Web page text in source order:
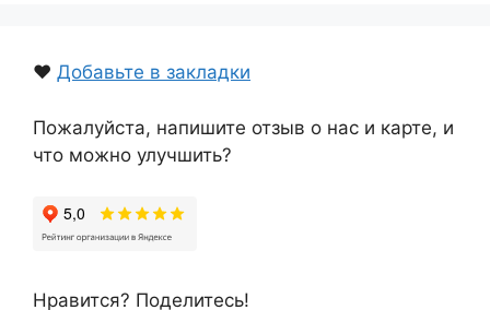
❤️ Добавьте в закладки
Пожалуйста, напишите отзыв о нас и карте, и
что можно улучшить?
Нравится? Поделитесь!